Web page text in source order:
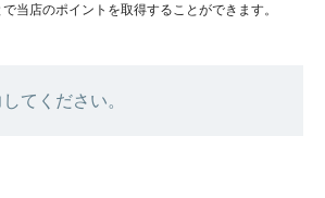
当店のポイントを取得することができます。
てください。